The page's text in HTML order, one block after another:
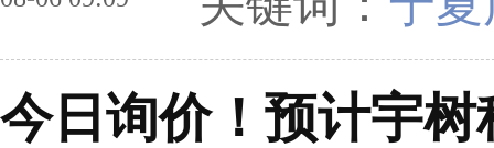
今日询价！预计宇